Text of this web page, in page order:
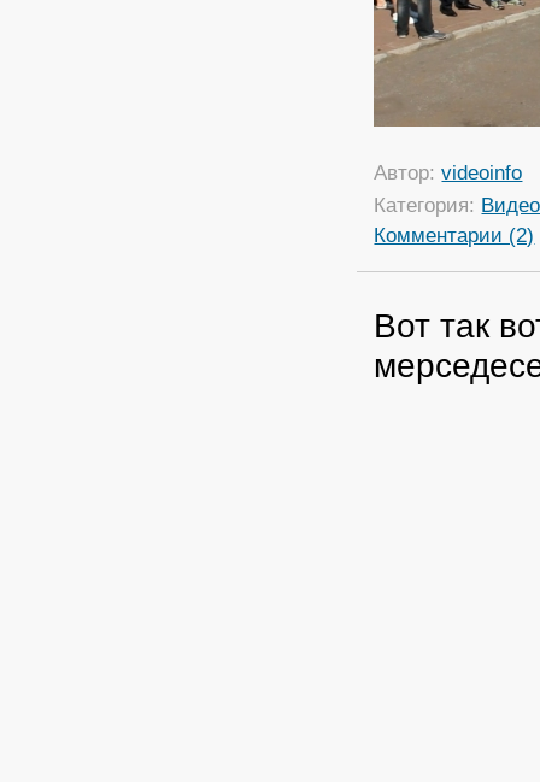
Автор:videoinfo
Категория: Видео
Комментарии (2)
Вот так